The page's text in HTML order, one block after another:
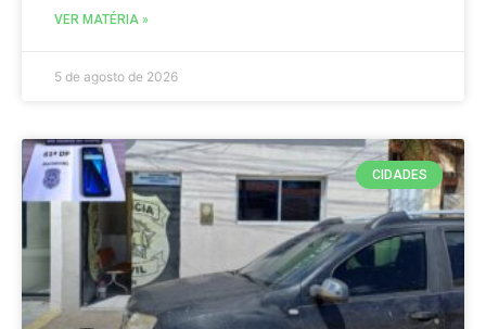
VER MATÉRIA »
5 de agosto de 2026
CIDADES